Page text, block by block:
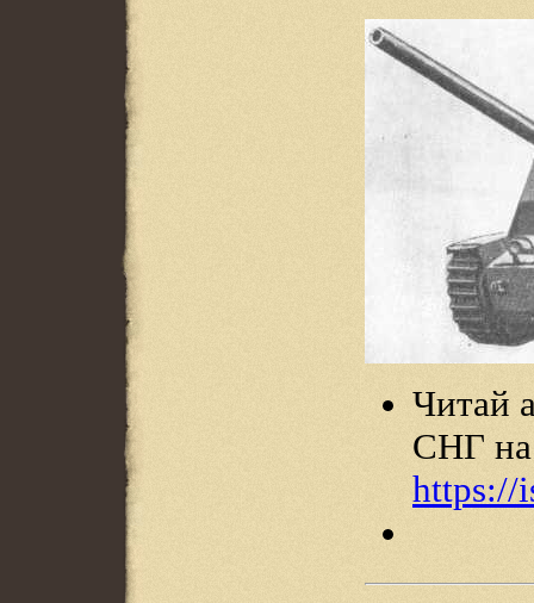
Читай
СНГ на
https://